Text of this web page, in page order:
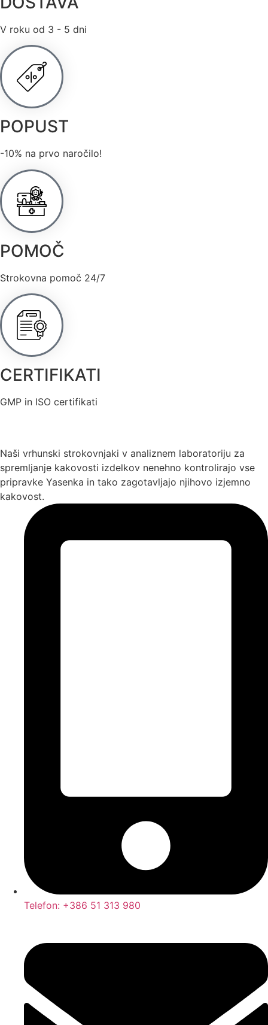
V roku od 3 - 5 dni
POPUST
-10% na prvo naročilo!
POMOČ
Strokovna pomoč 24/7
CERTIFIKATI
GMP in ISO certifikati
Naši vrhunski strokovnjaki v analiznem laboratoriju za
spremljanje kakovosti izdelkov nenehno kontrolirajo vse
pripravke Yasenka in tako zagotavljajo njihovo izjemno
kakovost.
Telefon: +386 51 313 980